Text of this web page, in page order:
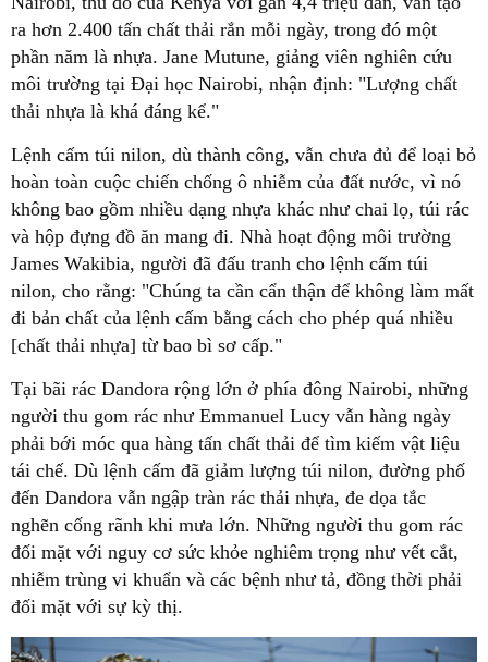
ra hơn 2.400 tấn chất thải rắn mỗi ngày, trong đó một
phần năm là nhựa. Jane Mutune, giảng viên nghiên cứu
môi trường tại Đại học Nairobi, nhận định: "Lượng chất
thải nhựa là khá đáng kể."
Lệnh cấm túi nilon, dù thành công, vẫn chưa đủ để loại bỏ
hoàn toàn cuộc chiến chống ô nhiễm của đất nước, vì nó
không bao gồm nhiều dạng nhựa khác như chai lọ, túi rác
và hộp đựng đồ ăn mang đi. Nhà hoạt động môi trường
James Wakibia, người đã đấu tranh cho lệnh cấm túi
nilon, cho rằng: "Chúng ta cần cẩn thận để không làm mất
đi bản chất của lệnh cấm bằng cách cho phép quá nhiều
[chất thải nhựa] từ bao bì sơ cấp."
Tại bãi rác Dandora rộng lớn ở phía đông Nairobi, những
người thu gom rác như Emmanuel Lucy vẫn hàng ngày
phải bới móc qua hàng tấn chất thải để tìm kiếm vật liệu
tái chế. Dù lệnh cấm đã giảm lượng túi nilon, đường phố
đến Dandora vẫn ngập tràn rác thải nhựa, đe dọa tắc
nghẽn cống rãnh khi mưa lớn. Những người thu gom rác
đối mặt với nguy cơ sức khỏe nghiêm trọng như vết cắt,
nhiễm trùng vi khuẩn và các bệnh như tả, đồng thời phải
đối mặt với sự kỳ thị.